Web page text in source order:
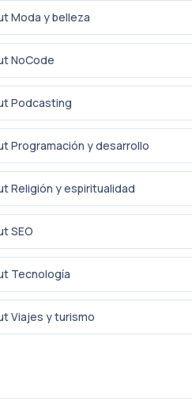
Moda y belleza
NoCode
Podcasting
Programación y desarrollo
Religión y espiritualidad
SEO
Tecnología
Viajes y turismo